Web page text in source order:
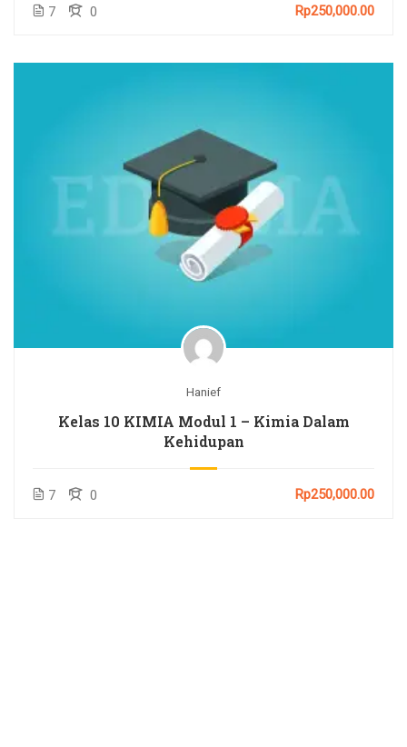
7 0 Rp250,000.00
Hanief
Kelas 10 KIMIA Modul 1 – Kimia Dalam
Kehidupan
7 0 Rp250,000.00